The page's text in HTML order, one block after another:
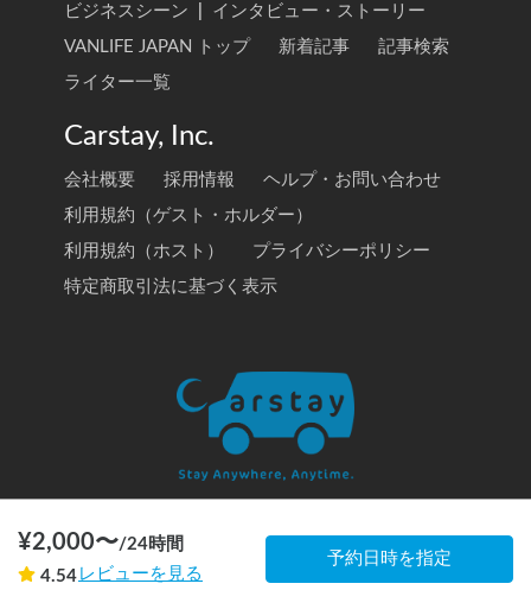
¥2,000〜/24時間
4.54 レビューを見る
予約日時を指定
ビジネスシーン
インタビュー・ストーリー
VANLIFE JAPAN トップ
新着記事
記事検索
ライター一覧
Carstay, Inc.
会社概要 採用情報
ヘルプ・お問い合わせ
利用規約（ゲスト・ホルダー）
利用規約（ホスト）
プライバシーポリシー
特定商取引法に基づく表示
© 2020 Carstay, Inc. All Rights Reserved